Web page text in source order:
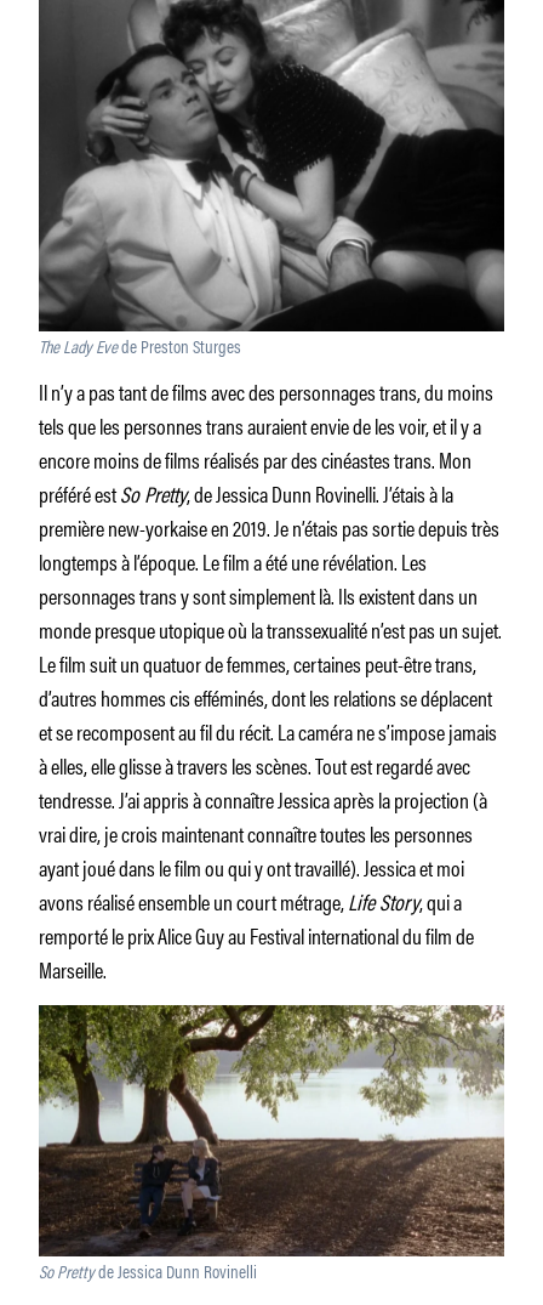
The Lady Evede Preston Sturges
Il n’y a pas tant de films avec des personnages trans, du moins
tels que les personnes trans auraient envie de les voir, et il y a
encore moins de films réalisés par des cinéastes trans. Mon
préféré estSo Pretty, de Jessica Dunn Rovinelli. J’étais à la
première new-yorkaise en 2019. Je n’étais pas sortie depuis très
longtemps à l’époque. Le film a été une révélation. Les
personnages trans y sont simplement là. Ils existent dans un
monde presque utopique où la transsexualité n’est pas un sujet.
Le film suit un quatuor de femmes, certaines peut-être trans,
d’autres hommes cis efféminés, dont les relations se déplacent
et se recomposent au fil du récit. La caméra ne s’impose jamais
à elles, elle glisse à travers les scènes. Tout est regardé avec
tendresse. J’ai appris à connaître Jessica après la projection (à
vrai dire, je crois maintenant connaître toutes les personnes
ayant joué dans le film ou qui y ont travaillé). Jessica et moi
avons réalisé ensemble un court métrage,Life Story, qui a
remporté le prix Alice Guy au Festival international du film de
Marseille.
So Prettyde Jessica Dunn Rovinelli